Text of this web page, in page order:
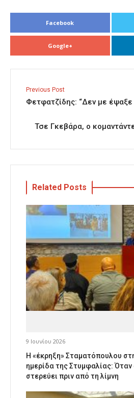
Facebook
Google+
Previous Post
Φετφατζίδης: “Δεν με έψαξε
Τσε Γκεβάρα, ο
Related Posts
9 Ιουνίου 2026
Η «έκρηξη» Σταματόπουλου
ημερίδα της Στυμφαλίας: Όταν
στερεύει πριν από τη λίμνη